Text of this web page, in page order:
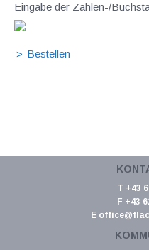
Eingabe der Zahlen-/
T +43
F +43
E